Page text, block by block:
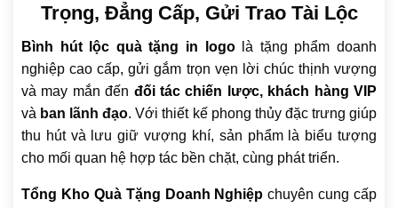
Trọng, Đẳng Cấp, Gửi Trao Tài Lộc
Bình hút lộc quà tặng in logolà tặng phẩm doanh
nghiệp cao cấp, gửi gắm trọn vẹn lời chúc thịnh vượng
và may mắn đến đối tác chiến lược, khách hàng VIP
và ban lãnh đạo. Với thiết kế phong thủy đặc trưng giúp
thu hút và lưu giữ vượng khí, sản phẩm là biểu tượng
cho mối quan hệ hợp tác bền chặt, cùng phát triển.
Tổng Kho Quà Tặng Doanh Nghiệp chuyên cung cấp